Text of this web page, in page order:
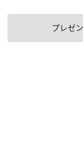
プレゼ